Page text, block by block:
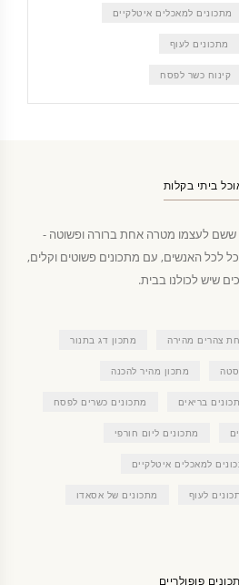
מתכונים למאכלים איטלקיים
מתכונים לעוף
קינוח כשר לפסח
ביתי בקלות
ששם לעצמו מטרה אחת ברורה ופשוטה -
לכל האנשים, עם מתכונים פשוטים וקלים,
שיש לכולנו בבית.
צהרים מהירה מתכון דג בתנור
מתכון מהיר להכנה
בריאים מתכונים כשרים לפסח
מתכונים ליום חורפי
למאכלים איטלקיים
לעוף מתכונים של אסאדו
פופולריים